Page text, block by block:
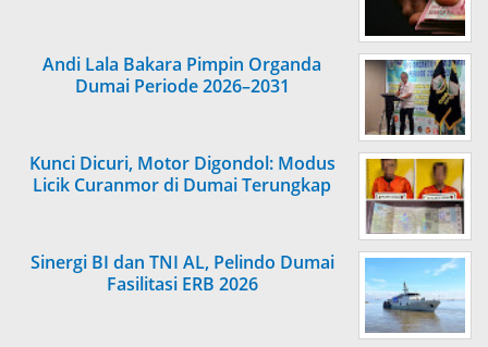
Andi Lala Bakara Pimpin Organda
Dumai Periode 2026–2031
Kunci Dicuri, Motor Digondol: Modus
Licik Curanmor di Dumai Terungkap
Sinergi BI dan TNI AL, Pelindo Dumai
Fasilitasi ERB 2026